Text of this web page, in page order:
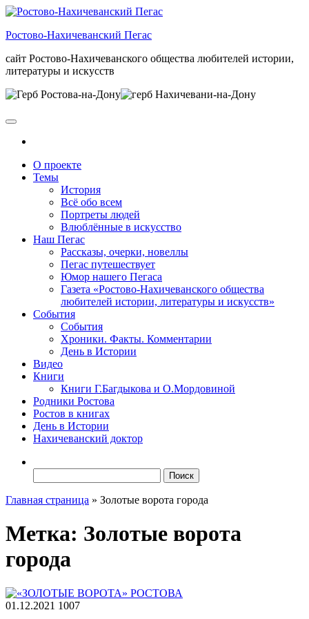
Skip
the
Ростово-Нахичеванский Пегас
сайт Ростово-Нахичеванского общества любителей истории,
литературы и искусств
О проекте
Темы
История
Всё обо всем
Портреты людей
Влюблённые в искусство
Наш Пегас
Рассказы, очерки, новеллы
Пегас путешествует
Юмор нашего Пегаса
Газета «Ростово-Нахичеванского общества
любителей истории, литературы и искусств»
События
События
Хроники. Факты. Комментарии
День в Истории
Видео
Книги
Книги Г.Багдыкова и О.Мордовиной
Родники Ростова
Ростов в книгах
День в Истории
Нахичеванский доктор
Главная страница » Золотые ворота города
Метка: Золотые ворота
города
01.12.2021 1007